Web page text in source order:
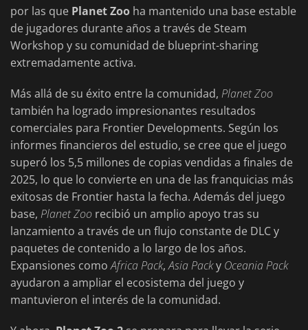
por las que Planet Zoo ha mantenido una base estable
de jugadores durante años a través de Steam
Workshop y su comunidad de blueprint-sharing
extremadamente activa.
Más allá de su éxito entre la comunidad, Planet Zoo
también ha logrado impresionantes resultados
comerciales para Frontier Developments. Según los
informes financieros del estudio, se cree que el juego
superó los 5,5 millones de copias vendidas a finales de
2025, lo que lo convierte en una de las franquicias más
exitosas de Frontier hasta la fecha. Además del juego
base, Planet Zoo recibió un amplio apoyo tras su
lanzamiento a través de un flujo constante de DLC y
paquetes de contenido a lo largo de los años.
Expansiones comoAfrica Pack,Asia Packy Oceania Pack
ayudaron a ampliar el ecosistema del juego y
mantuvieron el interés de la comunidad.